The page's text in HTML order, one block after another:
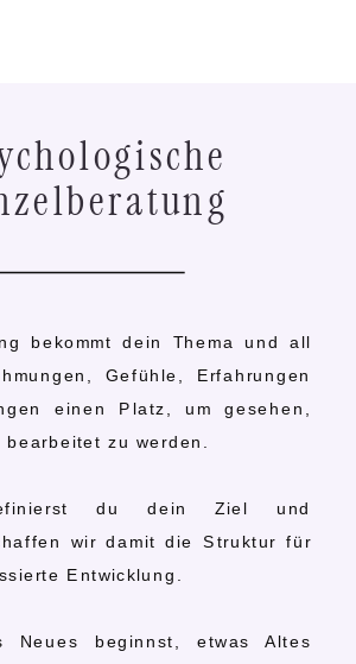
bekommt dein Thema und all
Gefühle, Erfahrungen
einen Platz, um gesehen,
zu werden.
du dein Ziel und
wir damit die Struktur für
Entwicklung.
Neues beginnst, etwas Altes